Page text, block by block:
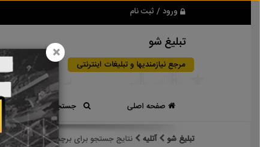
ورود / ثبت نام
تبلیغ شو
مرجع نیازمندیها و تبلیغات اینترنتی
صفحه اصلی جستجوی سریع
تبلیغ شو آتلیه نتایج جستجو برای برچسبآتلیه
×